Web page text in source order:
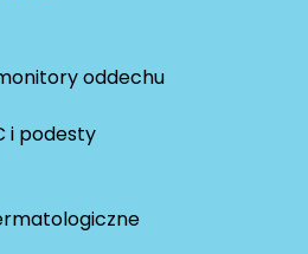
oddechu
i podesty